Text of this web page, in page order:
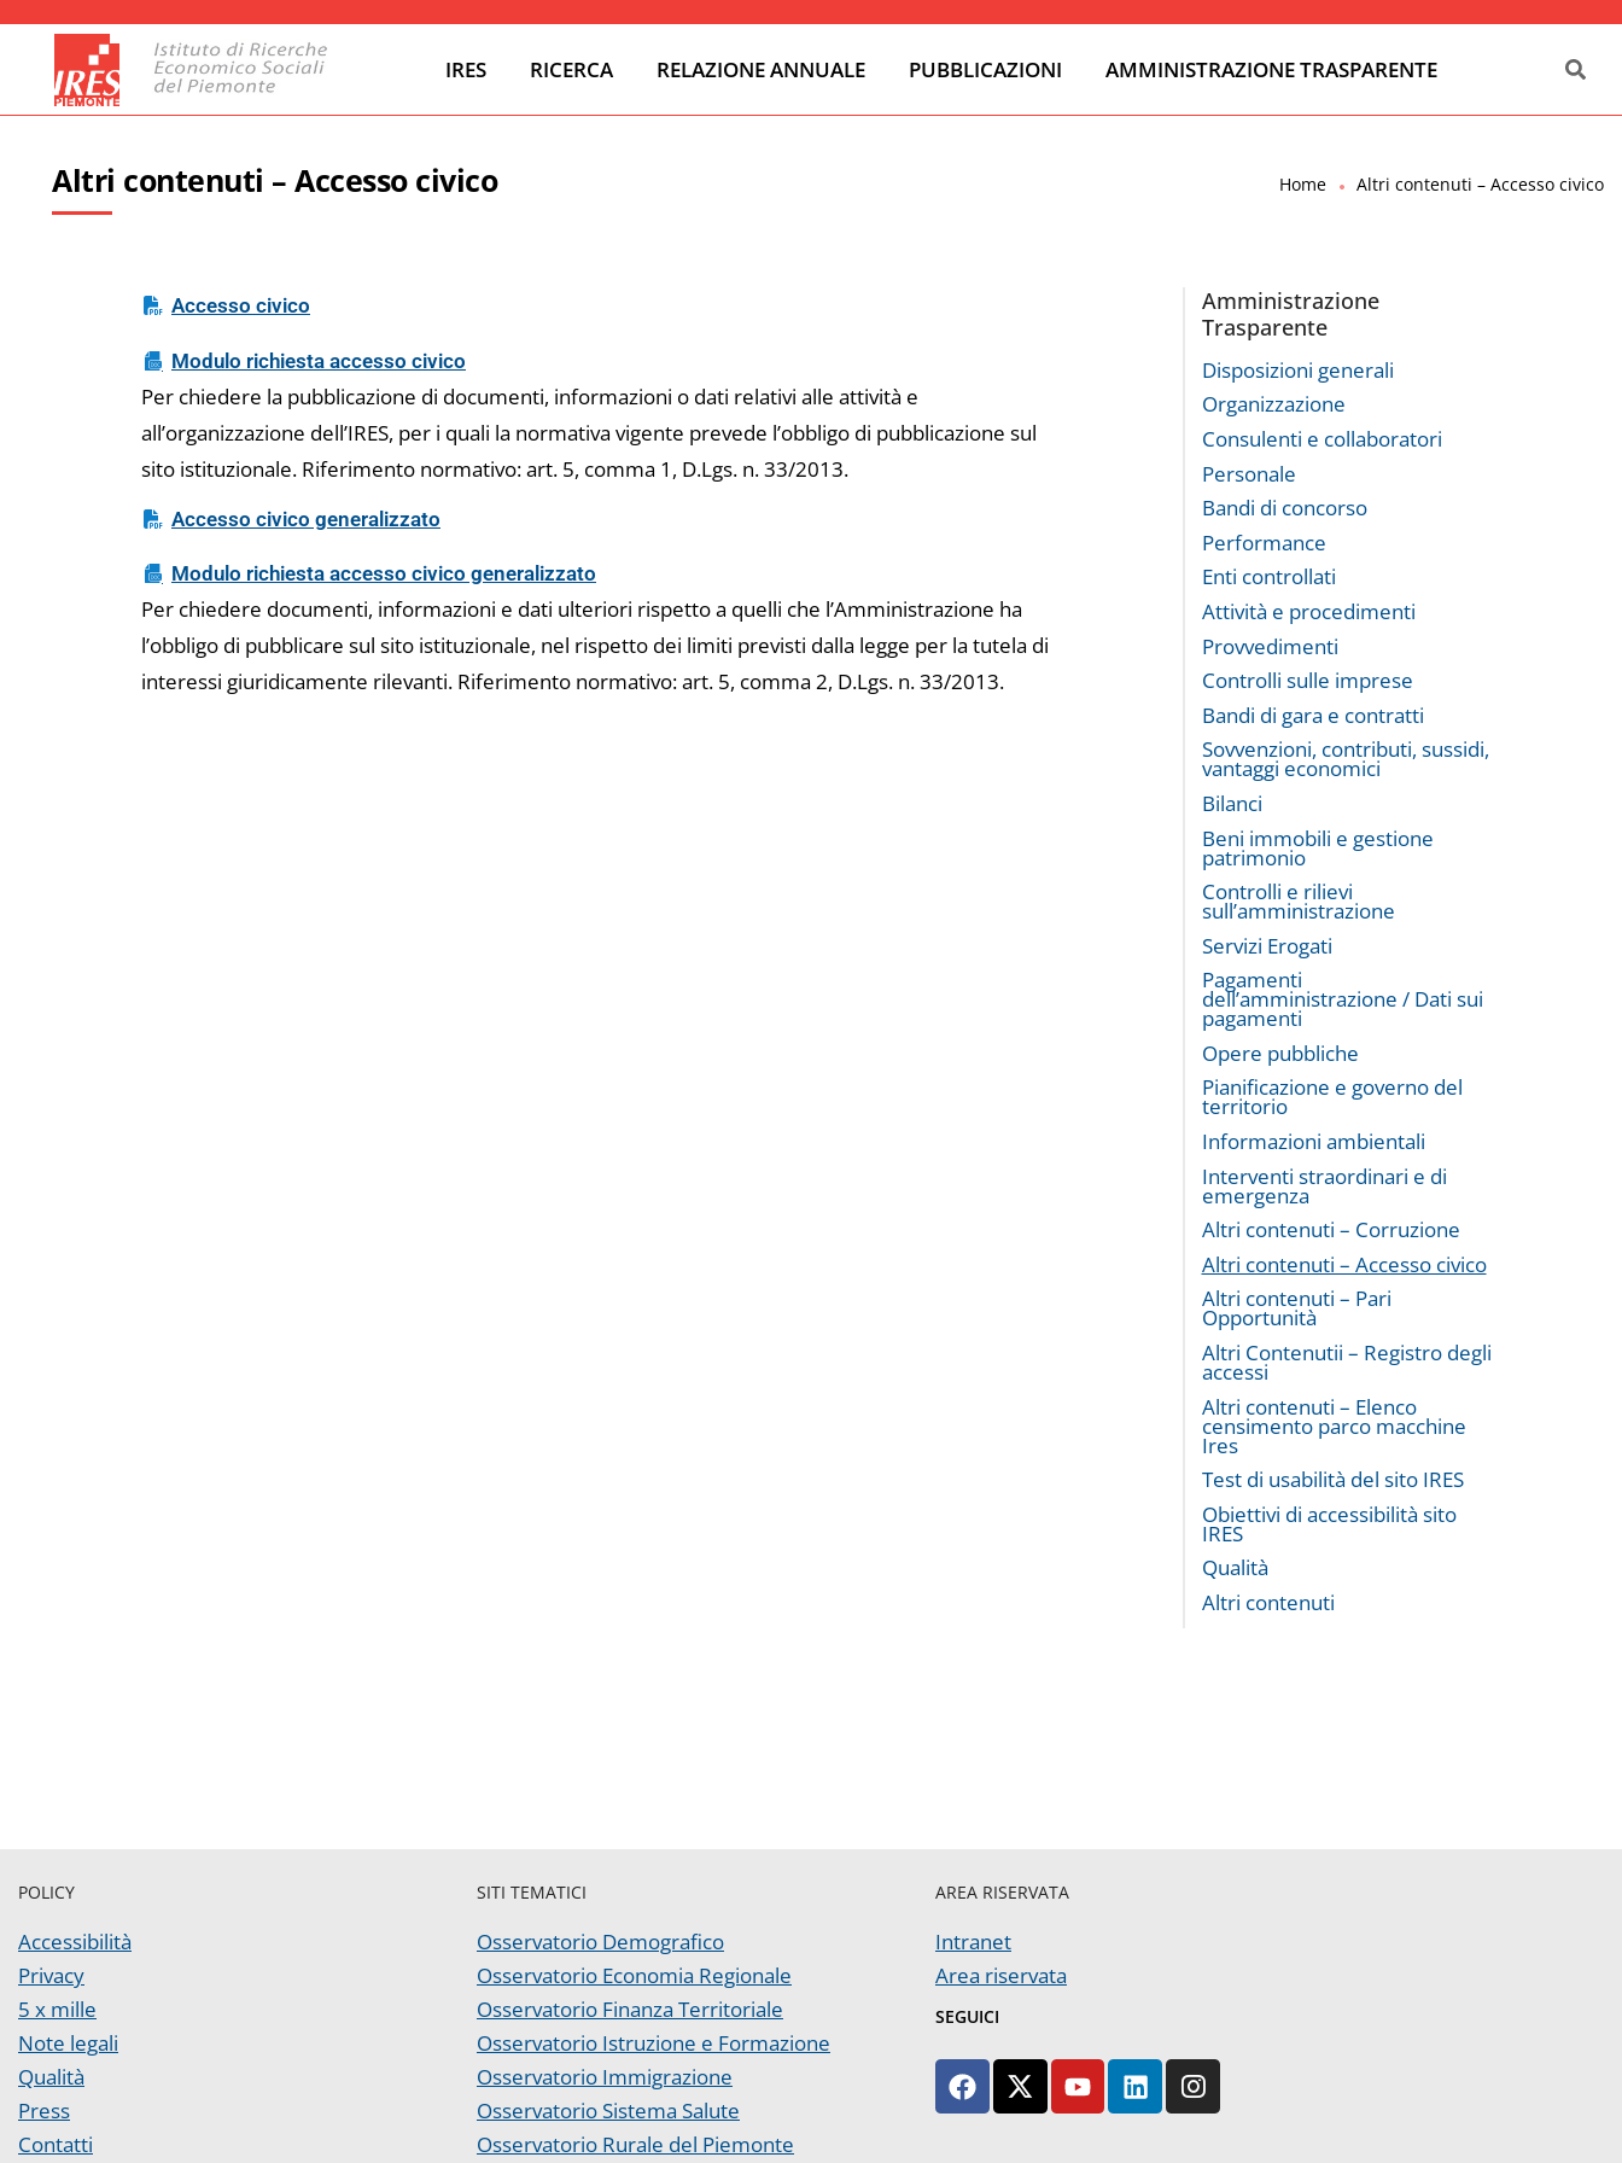
IRES RICERCA RELAZIONE ANNUALE PUBBLICAZIONI AMMINISTRAZIONE TRASPARENTE
Altri contenuti – Accesso civico Home Altri contenuti – Accesso civico
Accesso civico
Modulo richiesta accesso civico
Per chiedere la pubblicazione di documenti, informazioni o dati relativi alle attività e
all’organizzazione dell’IRES, per i quali la normativa vigente prevede l’obbligo di pubblicazione sul
sito istituzionale. Riferimento normativo: art. 5, comma 1, D.Lgs. n. 33/2013.
Accesso civico generalizzato
Modulo richiesta accesso civico generalizzato
Per chiedere documenti, informazioni e dati ulteriori rispetto a quelli che l’Amministrazione ha
l’obbligo di pubblicare sul sito istituzionale, nel rispetto dei limiti previsti dalla legge per la tutela di
interessi giuridicamente rilevanti. Riferimento normativo: art. 5, comma 2, D.Lgs. n. 33/2013.
Amministrazione
Trasparente
Disposizioni generali
Organizzazione
Consulenti e collaboratori
Personale
Bandi di concorso
Performance
Enti controllati
Attività e procedimenti
Provvedimenti
Controlli sulle imprese
Bandi di gara e contratti
Sovvenzioni, contributi, sussidi,
vantaggi economici
Bilanci
Beni immobili e gestione
patrimonio
Controlli e rilievi
sull’amministrazione
Servizi Erogati
Pagamenti
dell’amministrazione / Dati sui
pagamenti
Opere pubbliche
Pianificazione e governo del
territorio
Informazioni ambientali
Interventi straordinari e di
emergenza
Altri contenuti – Corruzione
Altri contenuti – Accesso civico
Altri contenuti – Pari
Opportunità
Altri Contenutii – Registro degli
accessi
Altri contenuti – Elenco
censimento parco macchine
Ires
Test di usabilità del sito IRES
Obiettivi di accessibilità sito
IRES
Qualità
Altri contenuti
POLICY
Accessibilità
Privacy
5 x mille
Note legali
Qualità
Press
Contatti
SITI TEMATICI
Osservatorio Demografico
Osservatorio Economia Regionale
Osservatorio Finanza Territoriale
Osservatorio Istruzione e Formazione
Osservatorio Immigrazione
Osservatorio Sistema Salute
Osservatorio Rurale del Piemonte
AREA RISERVATA
Intranet
Area riservata
SEGUICI